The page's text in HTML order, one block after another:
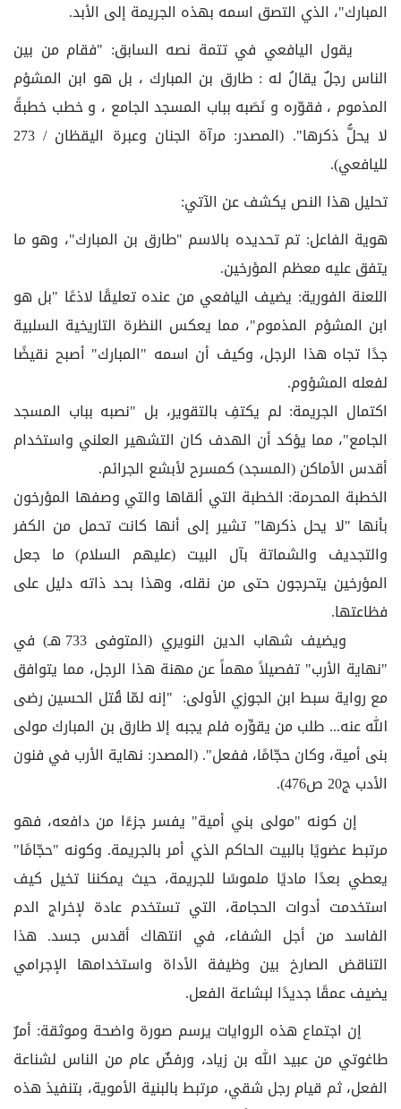
المبارك"، الذي التصق اسمه بهذه الجريمة إلى الأبد.
يقول اليافعي في تتمة نصه السابق: "فقام من بين
الناس رجلٌ يقالُ له : طارق بن المبارك ، بل هو ابن المشؤم
المذموم ، فقوّره و نَصَبه بباب المسجد الجامع ، و خطب خطبةً
لا يحلُّ ذكرها". (المصدر: مرآة الجنان وعبرة اليقظان / 273
لليافعي).
تحليل هذا النص يكشف عن الآتي:
هوية الفاعل: تم تحديده بالاسم "طارق بن المبارك"، وهو ما
يتفق عليه معظم المؤرخين.
اللعنة الفورية: يضيف اليافعي من عنده تعليقًا لاذعًا "بل هو
ابن المشؤم المذموم"، مما يعكس النظرة التاريخية السلبية
جدًا تجاه هذا الرجل، وكيف أن اسمه "المبارك" أصبح نقيضًا
لفعله المشؤوم.
اكتمال الجريمة: لم يكتفِ بالتقوير، بل "نصبه بباب المسجد
الجامع"، مما يؤكد أن الهدف كان التشهير العلني واستخدام
أقدس الأماكن (المسجد) كمسرح لأبشع الجرائم.
الخطبة المحرمة: الخطبة التي ألقاها والتي وصفها المؤرخون
بأنها "لا يحل ذكرها" تشير إلى أنها كانت تحمل من الكفر
والتجديف والشماتة بآل البيت (عليهم السلام) ما جعل
المؤرخين يتحرجون حتى من نقله، وهذا بحد ذاته دليل على
فظاعتها.
ويضيف شهاب الدين النويري (المتوفى 733 هـ) في
"نهاية الأرب" تفصيلاً مهماً عن مهنة هذا الرجل، مما يتوافق
مع رواية سبط ابن الجوزي الأولى: "إنه لمّا قُتل الحسين رضى
الله عنه... طلب من يقوِّره فلم يجبه إلا طارق بن المبارك مولى
بنى أمية، وكان حجّامًا، ففعل". (المصدر: نهاية الأرب في فنون
الأدب ج20 ص476).
إن كونه "مولى بني أمية" يفسر جزءًا من دافعه، فهو
مرتبط عضويًا بالبيت الحاكم الذي أمر بالجريمة. وكونه "حجّامًا"
يعطي بعدًا ماديًا ملموسًا للجريمة، حيث يمكننا تخيل كيف
استخدمت أدوات الحجامة، التي تستخدم عادة لإخراج الدم
الفاسد من أجل الشفاء، في انتهاك أقدس جسد. هذا
التناقض الصارخ بين وظيفة الأداة واستخدامها الإجرامي
يضيف عمقًا جديدًا لبشاعة الفعل.
إن اجتماع هذه الروايات يرسم صورة واضحة وموثقة: أمرٌ
طاغوتي من عبيد الله بن زياد، ورفضٌ عام من الناس لشناعة
الفعل، ثم قيام رجل شقي، مرتبط بالبنية الأموية، بتنفيذ هذه